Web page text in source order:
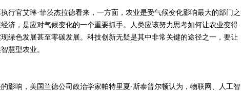
官艾琳·菲茨杰拉德看来，一方面，农业是受气候变化影响最大的部门之
济，是应对气候变化的一个重要抓手。人类应该努力思考如何让农业变得
绿色发展甚至零碳发展。科技创新无疑是其中非常关键的途径之一，要让
慧型农业。
响，美国兰德公司政治学家帕特里夏·斯泰普尔顿认为，物联网、人工智